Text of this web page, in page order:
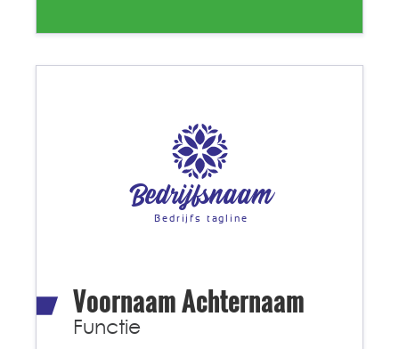
Functie
Voornaam Achternaam
Bedrijfsnaam
Bedrijfs tagline